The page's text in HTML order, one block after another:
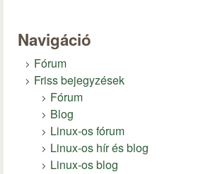
Navigáció
Fórum
Friss bejegyzések
Fórum
Blog
Linux-os fórum
Linux-os hír és blog
Linux-os blog